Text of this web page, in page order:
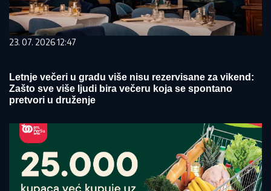
23. 07. 2026 12:47
Letnje večeri u gradu više nisu rezervisane za vikend:
Zašto sve više ljudi bira večeru koja se spontano
pretvori u druženje